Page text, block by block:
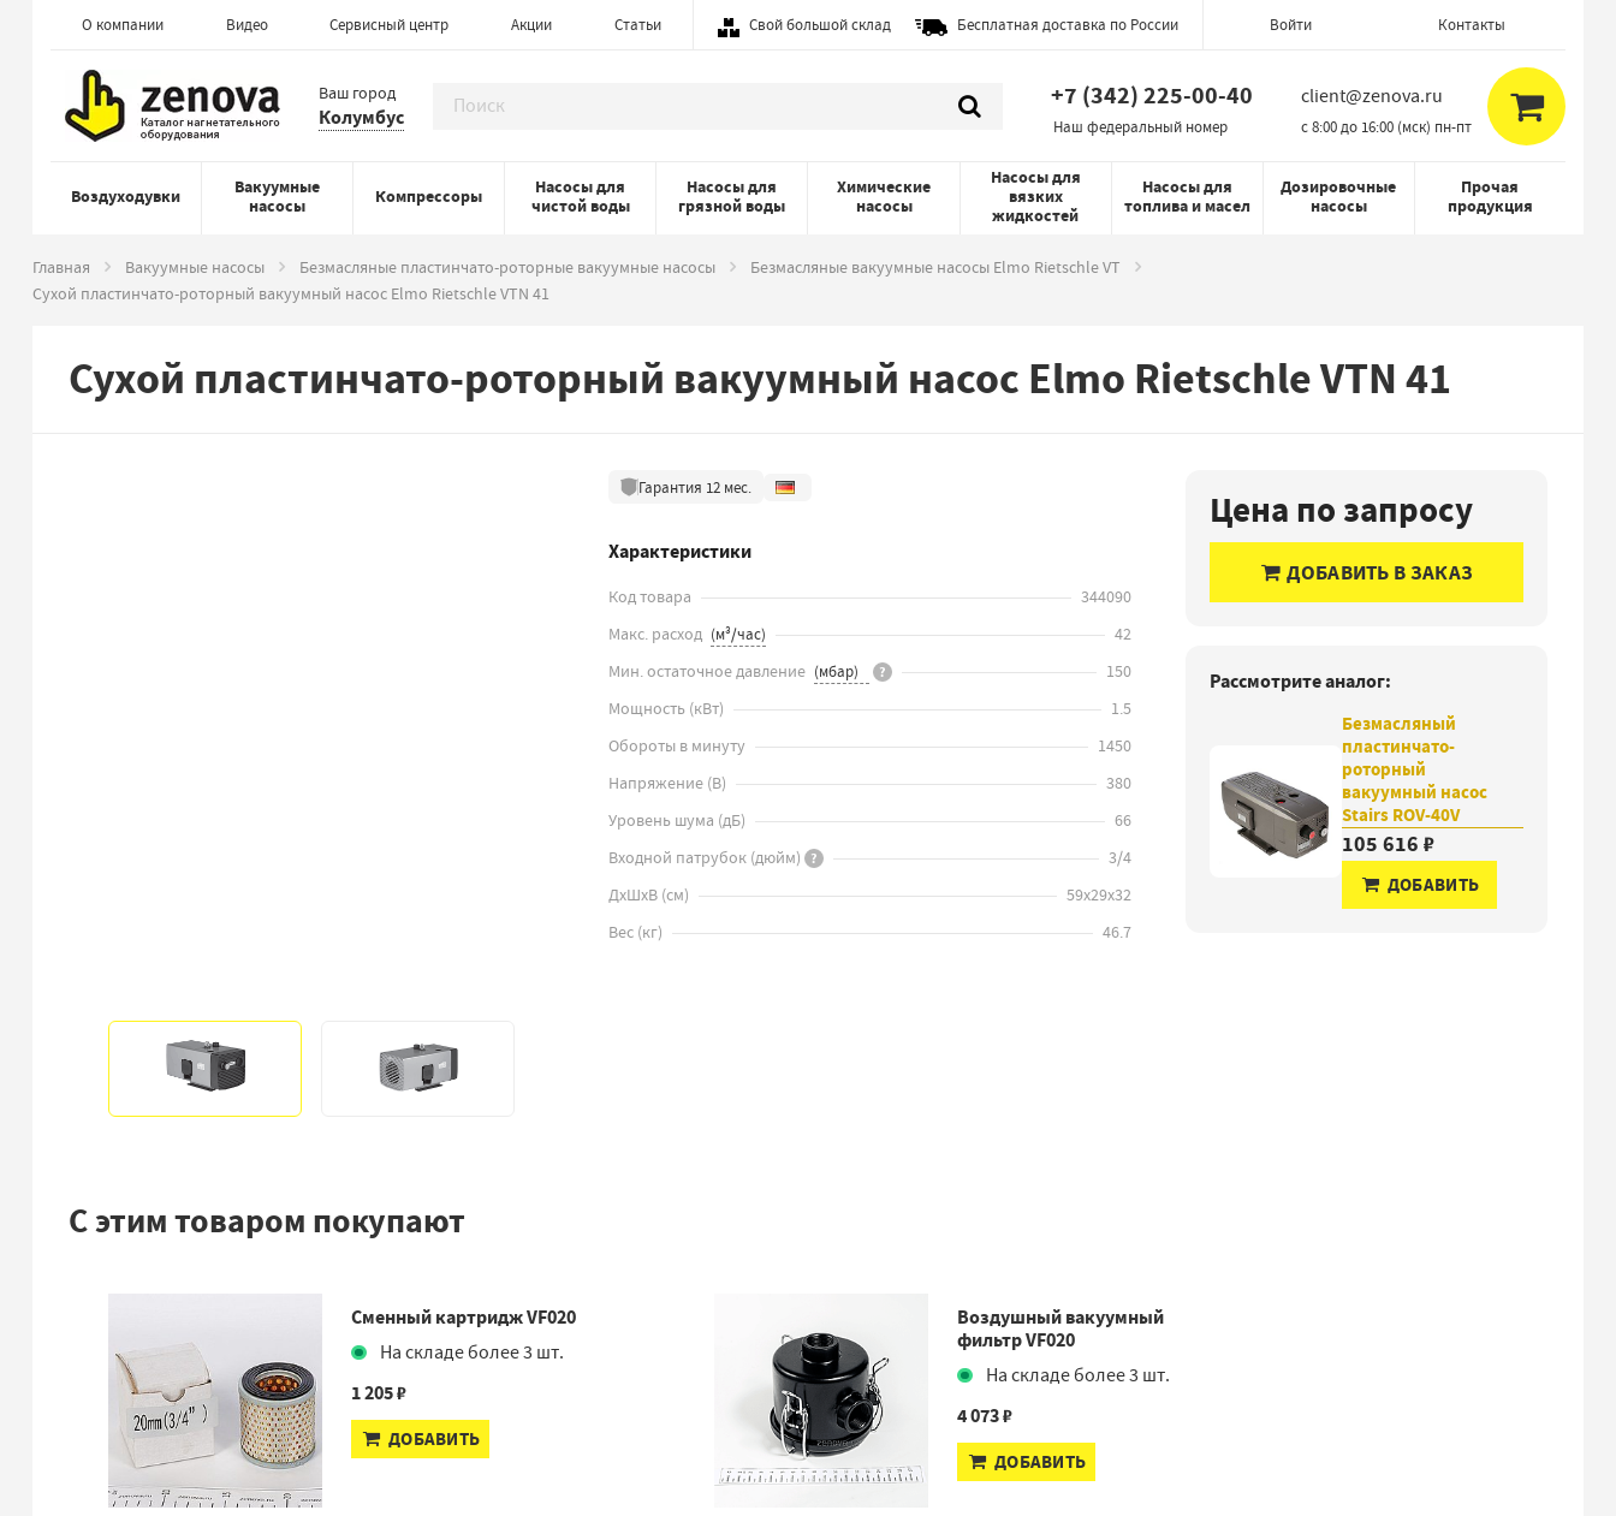
О компании Видео Сервисный центр Акции Статьи Свой большой склад Бесплатная доставка по России Войти Контакты
Ваш город
Колумбус
+7 (342) 225-00-40
Наш федеральный номер
client@zenova.ru
c 8:00 до 16:00 (мск) пн-пт
Воздуходувки
Вакуумные
насосы
Компрессоры
Насосы для
чистой воды
Насосы для
грязной воды
Химические
насосы
Насосы для
вязких
жидкостей
Насосы для
топлива и масел
Дозировочные
насосы
Прочая
продукция
Главная Вакуумные насосы Безмасляные пластинчато-роторные вакуумные насосы
Безмасляные вакуумные насосы Elmo Rietschle VT
Сухой пластинчато-роторный вакуумный насос Elmo Rietschle VTN 41
Сухой пластинчато-роторный вакуумный насос Elmo Rietschle VTN 41
Гарантия 12 мес.
Характеристики
Код товара
344090
Макс. расход
42
Мин. остаточное давление
?
150
Мощность (кВт)
1.5
Обороты в минуту
1450
Напряжение (В)
380
Уровень шума (дБ)
66
Входной патрубок (дюйм) ?
3/4
ДхШхВ (см)
59х29х32
Вес (кг) 46.7
Цена по запросу
ДОБАВИТЬ В ЗАКАЗ
Рассмотрите аналог:
Безмасляный
пластинчато-
роторный
вакуумный насос
Stairs ROV-40V
105 616 ₽
ДОБАВИТЬ
С этим товаром покупают
Сменный картридж VF020
На складе более 3 шт.
1 205 ₽
ДОБАВИТЬ
Воздушный вакуумный
фильтр VF020
На складе более 3 шт.
4 073 ₽
ДОБАВИТЬ